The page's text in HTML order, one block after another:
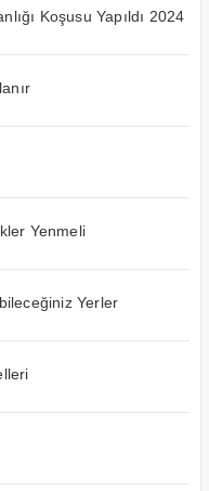
Koşusu Yapıldı 2024
Yenmeli
Yerler